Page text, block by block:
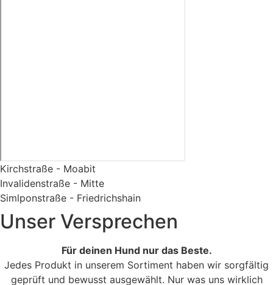
Kirchstraße - Moabit
Invalidenstraße - Mitte
Simlponstraße - Friedrichshain
Unser Versprechen
Für deinen Hund nur das Beste.
Jedes Produkt in unserem Sortiment haben wir sorgfältig
geprüft und bewusst ausgewählt. Nur was uns wirklich